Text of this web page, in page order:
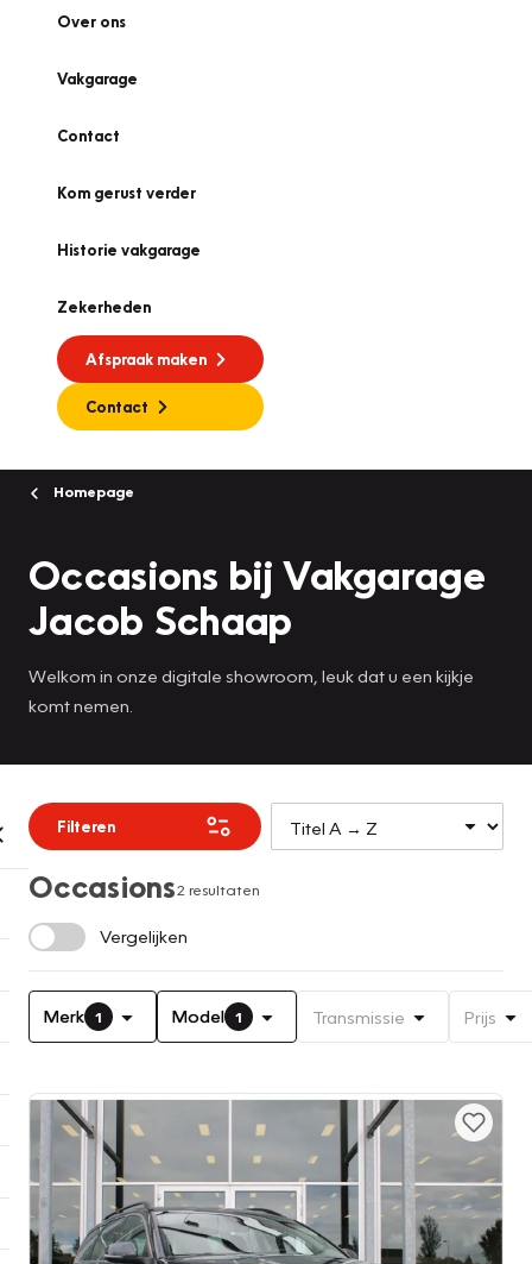
Over ons
Vakgarage
Contact
Kom gerust verder
Historie vakgarage
Zekerheden
Afspraak maken
Contact
Homepage
Occasions bij Vakgarage
Jacob Schaap
Welkom in onze digitale showroom, leuk dat u een kijkje
komt nemen.
Filteren
Occasions2 resultaten
Vergelijken
Merk 1 Model 1 Transmissie Prijs